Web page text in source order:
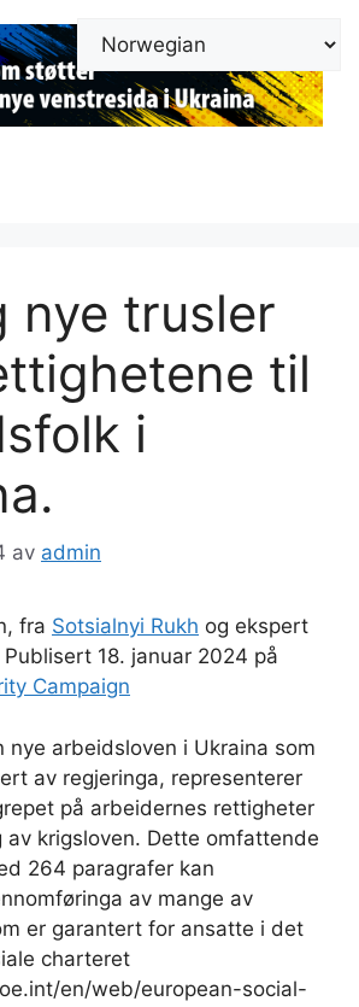
nye trusler
til
i
av admin
fra Sotsialnyi Rukh og ekspert
18. januar 2024 på
Campaign
nye arbeidsloven i Ukraina som
av regjeringa, representerer
på arbeidernes rettigheter
av krigsloven. Dette omfattende
264 paragrafer kan
av mange av
er garantert for ansatte i det
charteret
en/web/european-social-